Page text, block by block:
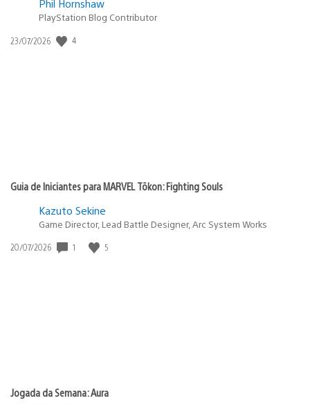
Phil Hornshaw
PlayStation Blog Contributor
Data
23/07/2026 4
Guia de Iniciantes para MARVEL Tōkon: Fighting Souls
Kazuto Sekine
Game Director, Lead Battle Designer, Arc System Works
Data
20/07/2026 1 5
Jogada da Semana: Aura